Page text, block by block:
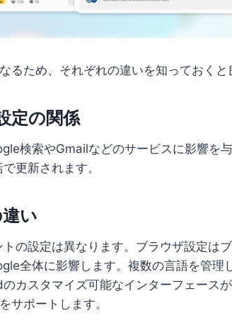
るため、それぞれの違いを知っておくと
定の関係
検索やGmailなどのサービスに影響を
更新されます。
い
の設定は異なります。ブラウザ設定は
全体に影響します。複数の言語を管理
カスタマイズ可能なインターフェース
サポートします。